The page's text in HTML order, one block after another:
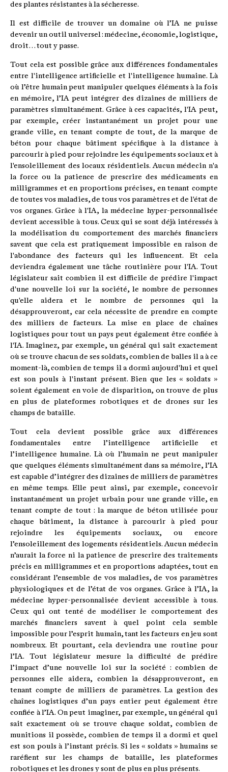
des plantes résistantes à la sécheresse.
Il est difficile de trouver un domaine où l’IA ne puisse
devenir un outil universel : médecine, économie, logistique,
droit… tout y passe.
Tout cela est possible grâce aux différences fondamentales
entre l'intelligence artificielle et l'intelligence humaine. Là
où l’être humain peut manipuler quelques éléments à la fois
en mémoire, l’IA peut intégrer des dizaines de milliers de
paramètres simultanément. Grâce à ces capacités, l'IA peut,
par exemple, créer instantanément un projet pour une
grande ville, en tenant compte de tout, de la marque de
béton pour chaque bâtiment spécifique à la distance à
parcourir à pied pour rejoindre les équipements sociaux et à
l'ensoleillement des locaux résidentiels. Aucun médecin n'a
la force ou la patience de prescrire des médicaments en
milligrammes et en proportions précises, en tenant compte
de toutes vos maladies, de tous vos paramètres et de l'état de
vos organes. Grâce à l'IA, la médecine hyper-personnalisée
devient accessible à tous. Ceux qui se sont déjà intéressés à
la modélisation du comportement des marchés financiers
savent que cela est pratiquement impossible en raison de
l'abondance des facteurs qui les influencent. Et cela
deviendra également une tâche routinière pour l'IA. Tout
législateur sait combien il est difficile de prédire l'impact
d'une nouvelle loi sur la société, le nombre de personnes
qu'elle aidera et le nombre de personnes qui la
désapprouveront, car cela nécessite de prendre en compte
des milliers de facteurs. La mise en place de chaînes
logistiques pour tout un pays peut également être confiée à
l'IA. Imaginez, par exemple, un général qui sait exactement
où se trouve chacun de ses soldats, combien de balles il a à ce
moment-là, combien de temps il a dormi aujourd'hui et quel
est son pouls à l'instant présent. Bien que les « soldats »
soient également en voie de disparition, on trouve de plus
en plus de plateformes robotiques et de drones sur les
champs de bataille.
Tout cela devient possible grâce aux différences
fondamentales entre l’intelligence artificielle et
l’intelligence humaine. Là où l’humain ne peut manipuler
que quelques éléments simultanément dans sa mémoire, l’IA
est capable d’intégrer des dizaines de milliers de paramètres
en même temps. Elle peut ainsi, par exemple, concevoir
instantanément un projet urbain pour une grande ville, en
tenant compte de tout : la marque de béton utilisée pour
chaque bâtiment, la distance à parcourir à pied pour
rejoindre les équipements sociaux, ou encore
l’ensoleillement des logements résidentiels. Aucun médecin
n’aurait la force ni la patience de prescrire des traitements
précis en milligrammes et en proportions adaptées, tout en
considérant l’ensemble de vos maladies, de vos paramètres
physiologiques et de l’état de vos organes. Grâce à l’IA, la
médecine hyper-personnalisée devient accessible à tous.
Ceux qui ont tenté de modéliser le comportement des
marchés financiers savent à quel point cela semble
impossible pour l’esprit humain, tant les facteurs en jeu sont
nombreux. Et pourtant, cela deviendra une routine pour
l’IA. Tout législateur mesure la difficulté de prédire
l’impact d’une nouvelle loi sur la société : combien de
personnes elle aidera, combien la désapprouveront, en
tenant compte de milliers de paramètres. La gestion des
chaînes logistiques d’un pays entier peut également être
confiée à l’IA. On peut imaginer, par exemple, un général qui
sait exactement où se trouve chaque soldat, combien de
munitions il possède, combien de temps il a dormi et quel
est son pouls à l’instant précis. Si les « soldats » humains se
raréfient sur les champs de bataille, les plateformes
robotiques et les drones y sont de plus en plus présents.